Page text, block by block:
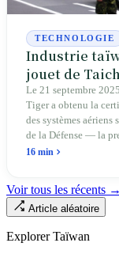
TECHNOLOGIE
Industrie
jouet de
d'entrée
Le 21 septembre
Tiger a obtenu la
des systèmes
de la Défense — la
Sur les 39
Act pour établir un
simple existence de
abaisser les
16 min
Voir tous les récents →
Article aléatoire
Explorer Taïwan